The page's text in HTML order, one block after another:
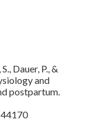
Dauer, P., &
and
postpartum.